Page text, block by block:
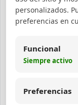
objetivos
Al momento de
personalizados.
preferencias en
Funcional
Siempre activo
Preferencias